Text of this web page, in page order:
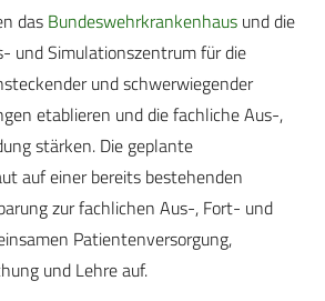
das Bundeswehrkrankenhaus und die
und Simulationszentrum für die
und schwerwiegender
etablieren und die fachliche Aus-,
stärken. Die geplante
auf einer bereits bestehenden
zur fachlichen Aus-, Fort- und
Patientenversorgung,
und Lehre auf.